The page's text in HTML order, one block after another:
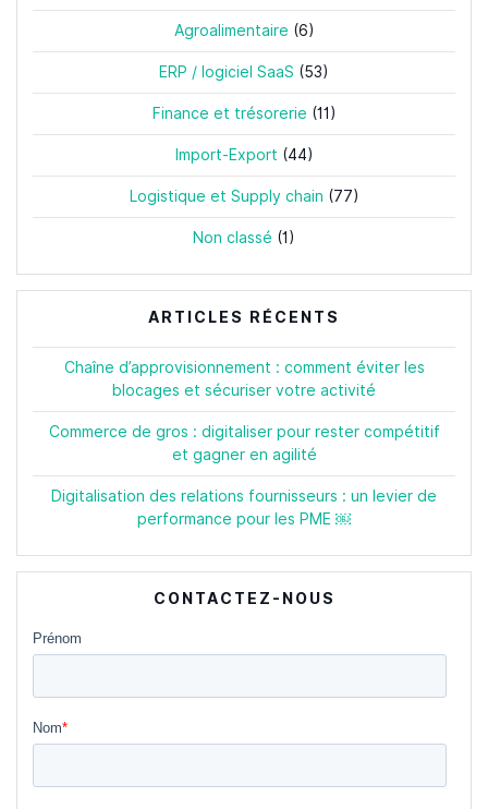
Agroalimentaire (6)
ERP / logiciel SaaS (53)
Finance et trésorerie (11)
Import-Export (44)
Logistique et Supply chain (77)
Non classé (1)
ARTICLES RÉCENTS
Chaîne d’approvisionnement : comment éviter les
blocages et sécuriser votre activité
Commerce de gros : digitaliser pour rester compétitif
et gagner en agilité
Digitalisation des relations fournisseurs : un levier de
performance pour les PME ￼
CONTACTEZ-NOUS